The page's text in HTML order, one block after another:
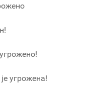
угрожена!